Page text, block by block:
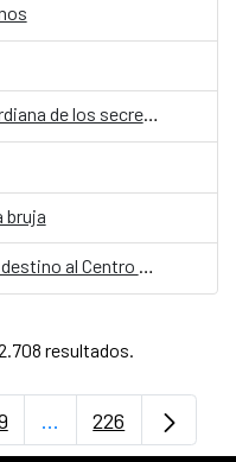
Cuento infantil: El sapo y la guardiana de los secretos
bruja
Servicios de comunicación con destino al Centro Cultural de España en Honduras
resultados.
Use TAB para
Página
...PáginasPágina
226